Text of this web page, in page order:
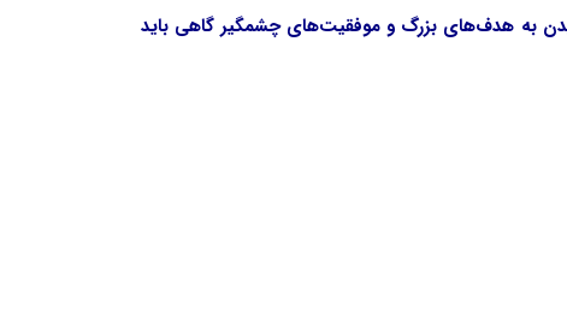
به هدف‌های بزرگ و موفقیت‌های چشمگیر گاهی باید